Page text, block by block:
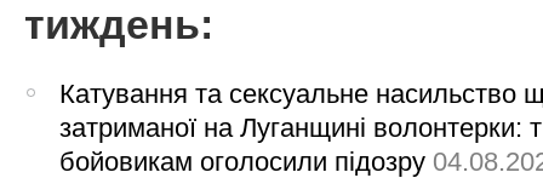
тиждень:
Катування та сексуальне насильство
затриманої на Луганщині волонтерки:
бойовикам оголосили підозру